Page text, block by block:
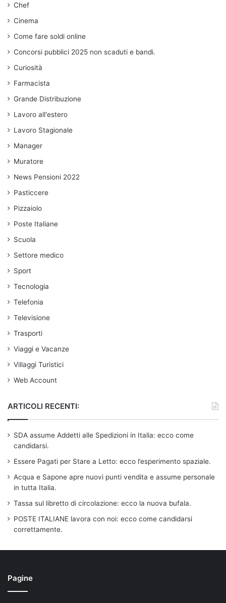
Chef
Cinema
Come fare soldi online
Concorsi pubblici 2025 non scaduti e bandi.
Curiosità
Farmacista
Grande Distribuzione
Lavoro all'estero
Lavoro Stagionale
Manager
Muratore
News Pensioni 2022
Pasticcere
Pizzaiolo
Poste Italiane
Scuola
Settore medico
Sport
Tecnologia
Telefonia
Televisione
Trasporti
Viaggi e Vacanze
Villaggi Turistici
Web Account
ARTICOLI RECENTI:
SDA assume Addetti alle Spedizioni in Italia: ecco come
candidarsi.
Essere Pagati per Stare a Letto: ecco l’esperimento spaziale.
Acqua e Sapone apre nuovi punti vendita e assume personale
in tutta Italia.
Tassa sul libretto di circolazione: ecco la nuova bufala.
POSTE ITALIANE lavora con noi: ecco come candidarsi
correttamente.
Pagine